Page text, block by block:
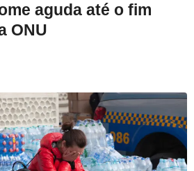
aguda até o fim
ONU